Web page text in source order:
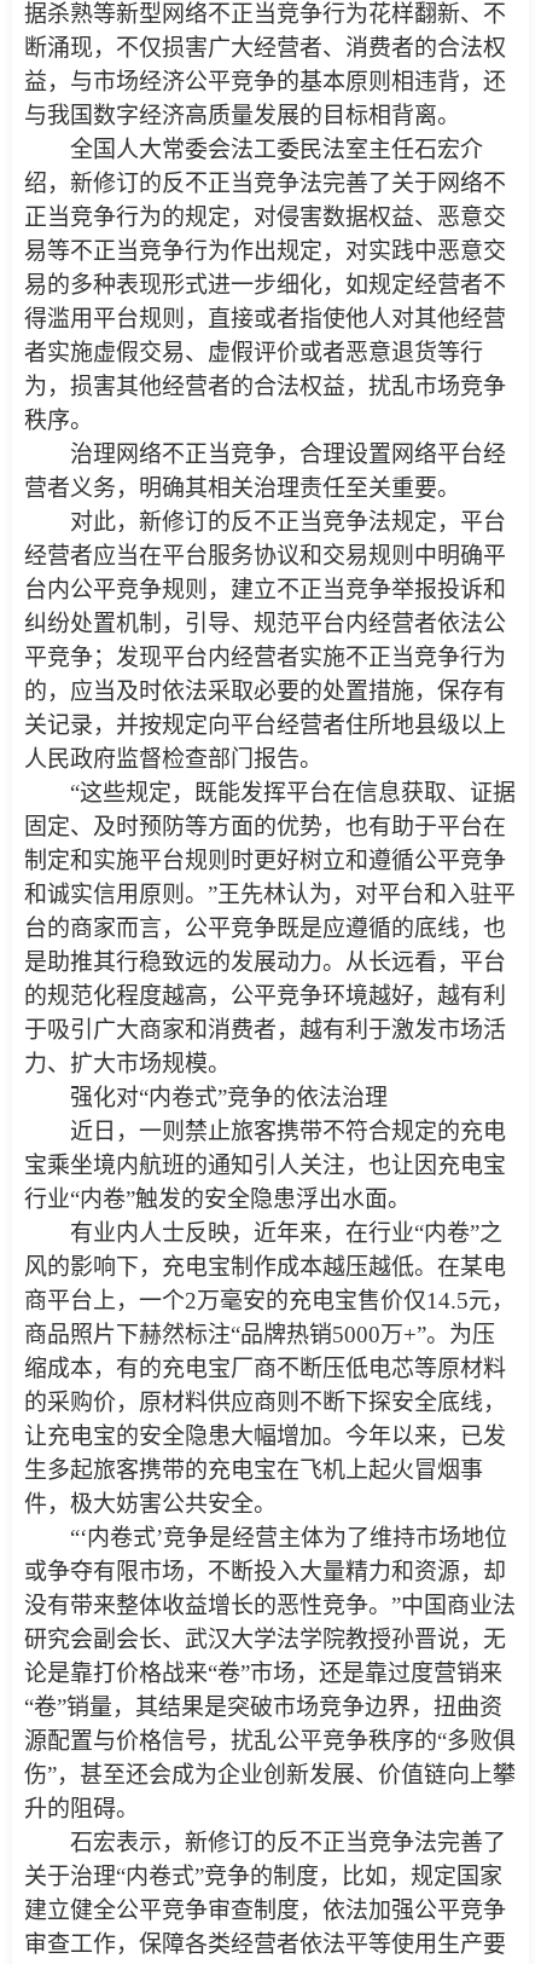
据杀熟等新型网络不正当竞争行为花样翻新、不
断涌现，不仅损害广大经营者、消费者的合法权
益，与市场经济公平竞争的基本原则相违背，还
与我国数字经济高质量发展的目标相背离。
全国人大常委会法工委民法室主任石宏介
绍，新修订的反不正当竞争法完善了关于网络不
正当竞争行为的规定，对侵害数据权益、恶意交
易等不正当竞争行为作出规定，对实践中恶意交
易的多种表现形式进一步细化，如规定经营者不
得滥用平台规则，直接或者指使他人对其他经营
者实施虚假交易、虚假评价或者恶意退货等行
为，损害其他经营者的合法权益，扰乱市场竞争
秩序。
治理网络不正当竞争，合理设置网络平台经
营者义务，明确其相关治理责任至关重要。
对此，新修订的反不正当竞争法规定，平台
经营者应当在平台服务协议和交易规则中明确平
台内公平竞争规则，建立不正当竞争举报投诉和
纠纷处置机制，引导、规范平台内经营者依法公
平竞争；发现平台内经营者实施不正当竞争行为
的，应当及时依法采取必要的处置措施，保存有
关记录，并按规定向平台经营者住所地县级以上
人民政府监督检查部门报告。
“这些规定，既能发挥平台在信息获取、证据
固定、及时预防等方面的优势，也有助于平台在
制定和实施平台规则时更好树立和遵循公平竞争
和诚实信用原则。”王先林认为，对平台和入驻平
台的商家而言，公平竞争既是应遵循的底线，也
是助推其行稳致远的发展动力。从长远看，平台
的规范化程度越高，公平竞争环境越好，越有利
于吸引广大商家和消费者，越有利于激发市场活
力、扩大市场规模。
强化对“内卷式”竞争的依法治理
近日，一则禁止旅客携带不符合规定的充电
宝乘坐境内航班的通知引人关注，也让因充电宝
行业“内卷”触发的安全隐患浮出水面。
有业内人士反映，近年来，在行业“内卷”之
风的影响下，充电宝制作成本越压越低。在某电
商平台上，一个2万毫安的充电宝售价仅14.5元，
商品照片下赫然标注“品牌热销5000万+”。为压
缩成本，有的充电宝厂商不断压低电芯等原材料
的采购价，原材料供应商则不断下探安全底线，
让充电宝的安全隐患大幅增加。今年以来，已发
生多起旅客携带的充电宝在飞机上起火冒烟事
件，极大妨害公共安全。
“‘内卷式’竞争是经营主体为了维持市场地位
或争夺有限市场，不断投入大量精力和资源，却
没有带来整体收益增长的恶性竞争。”中国商业法
研究会副会长、武汉大学法学院教授孙晋说，无
论是靠打价格战来“卷”市场，还是靠过度营销来
“卷”销量，其结果是突破市场竞争边界，扭曲资
源配置与价格信号，扰乱公平竞争秩序的“多败俱
伤”，甚至还会成为企业创新发展、价值链向上攀
升的阻碍。
石宏表示，新修订的反不正当竞争法完善了
关于治理“内卷式”竞争的制度，比如，规定国家
建立健全公平竞争审查制度，依法加强公平竞争
审查工作，保障各类经营者依法平等使用生产要